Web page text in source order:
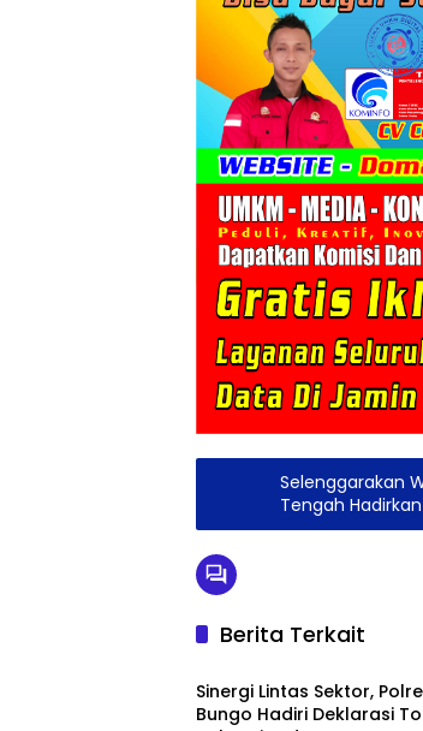
Selenggarakan
Tengah
Berita Terkait
Berita
Sinergi Lintas Sektor,
Bungo Hadiri Deklarasi